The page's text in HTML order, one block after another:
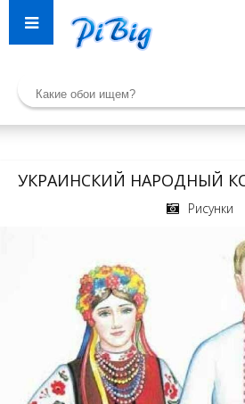
УКРАИНСКИЙ НАРОДНЫЙ
Рисунки